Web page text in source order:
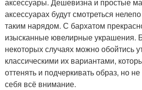
аксессуарах будут смотреться
таким нарядом. С бархатом
изысканные ювелирные украшения.
некоторых случаях можно обойтись
классическими их вариантами,
оттенять и подчеркивать образ, но
себя всё внимание.